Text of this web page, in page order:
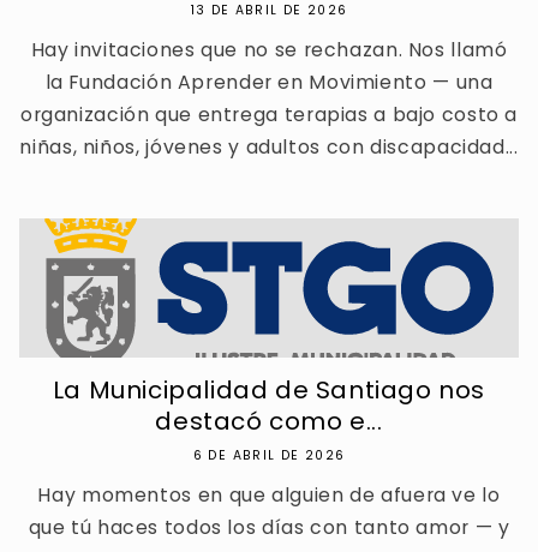
13 DE ABRIL DE 2026
Hay invitaciones que no se rechazan. Nos llamó
la Fundación Aprender en Movimiento — una
organización que entrega terapias a bajo costo a
niñas, niños, jóvenes y adultos con discapacidad...
La Municipalidad de Santiago nos
destacó como e...
6 DE ABRIL DE 2026
Hay momentos en que alguien de afuera ve lo
que tú haces todos los días con tanto amor — y